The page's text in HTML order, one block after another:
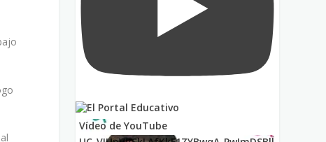
Vídeo de YouTube